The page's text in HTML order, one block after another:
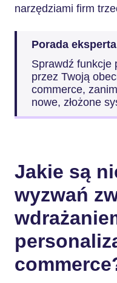
narzędziami firm
Porada
Sprawdź funkcje
przez Twoją
commerce,
nowe, złożone
Jakie są
wyzwań